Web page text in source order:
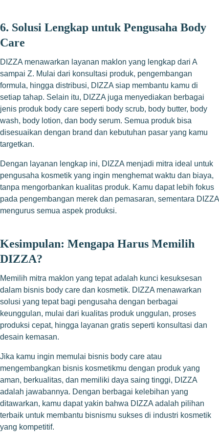
6. Solusi Lengkap untuk Pengusaha Body
Care
DIZZA menawarkan layanan maklon yang lengkap dari A
sampai Z. Mulai dari konsultasi produk, pengembangan
formula, hingga distribusi, DIZZA siap membantu kamu di
setiap tahap. Selain itu, DIZZA juga menyediakan berbagai
jenis produk body care seperti body scrub, body butter, body
wash, body lotion, dan body serum. Semua produk bisa
disesuaikan dengan brand dan kebutuhan pasar yang kamu
targetkan.
Dengan layanan lengkap ini, DIZZA menjadi mitra ideal untuk
pengusaha kosmetik yang ingin menghemat waktu dan biaya,
tanpa mengorbankan kualitas produk. Kamu dapat lebih fokus
pada pengembangan merek dan pemasaran, sementara DIZZA
mengurus semua aspek produksi.
Kesimpulan: Mengapa Harus Memilih
DIZZA?
Memilih mitra maklon yang tepat adalah kunci kesuksesan
dalam bisnis body care dan kosmetik. DIZZA menawarkan
solusi yang tepat bagi pengusaha dengan berbagai
keunggulan, mulai dari kualitas produk unggulan, proses
produksi cepat, hingga layanan gratis seperti konsultasi dan
desain kemasan.
Jika kamu ingin memulai bisnis body care atau
mengembangkan bisnis kosmetikmu dengan produk yang
aman, berkualitas, dan memiliki daya saing tinggi, DIZZA
adalah jawabannya. Dengan berbagai kelebihan yang
ditawarkan, kamu dapat yakin bahwa DIZZA adalah pilihan
terbaik untuk membantu bisnismu sukses di industri kosmetik
yang kompetitif.